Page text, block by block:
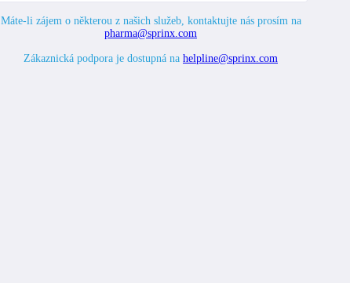
Máte-li zájem o některou z našich služeb, kontaktujte nás prosím na
pharma@sprinx.com
Zákaznická podpora je dostupná na helpline@sprinx.com